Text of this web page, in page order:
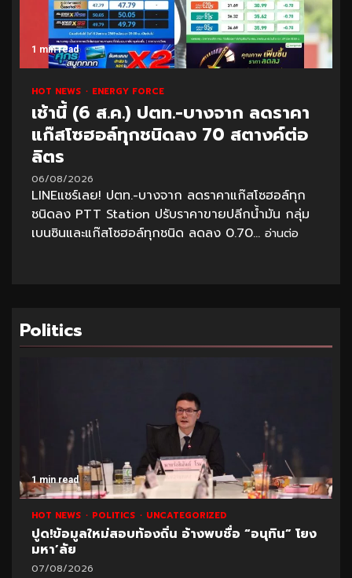
1 min read
HOT NEWS ENERGY FORCE
เช้านี้ (6 ส.ค.) ปตท.-บางจาก ลดราคา
แก๊สโซฮอล์ทุกชนิดลง 70 สตางค์ต่อ
ลิตร
06/08/2026
LINEแชร์เลย! ปตท.-บางจาก ลดราคาแก๊สโซฮอล์ทุก
ชนิดลง PTT Station ปรับราคาขายปลีกน้ำมัน กลุ่ม
เบนซินและแก๊สโซฮอล์ทุกชนิด ลดลง 0.70... อ่านต่อ
Politics
1 min read
HOT NEWS POLITICS UNCATEGORIZED
ปูด!ข้อมูลใหม่สอบท้องถิ่น อ้างพบชื่อ “อนุทิน” โยง
มหา’ลัย
07/08/2026